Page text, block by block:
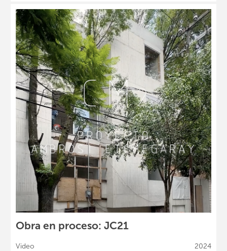
Obra en proceso: JC21
Video 2024